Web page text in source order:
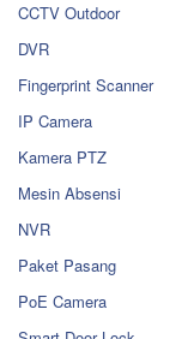
CCTV Outdoor
DVR
Fingerprint Scanner
IP Camera
Kamera PTZ
Mesin Absensi
NVR
Paket Pasang
PoE Camera